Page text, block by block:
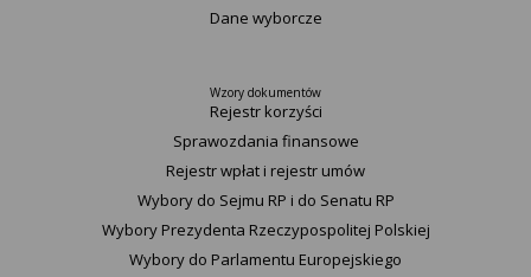
Dane wyborcze
Wzory dokumentów
Rejestr korzyści
Sprawozdania finansowe
Rejestr wpłat i rejestr umów
Wybory do Sejmu RP i do Senatu RP
Wybory Prezydenta Rzeczypospolitej Polskiej
Wybory do Parlamentu Europejskiego